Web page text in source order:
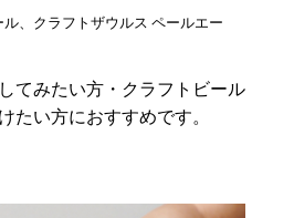
、クラフトザウルス ペールエー
てみたい方・クラフトビール
い方におすすめです。